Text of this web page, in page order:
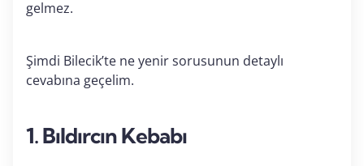
gelmez.
Şimdi Bilecik’te ne yenir sorusunun detaylı
cevabına geçelim.
1. Bıldırcın Kebabı